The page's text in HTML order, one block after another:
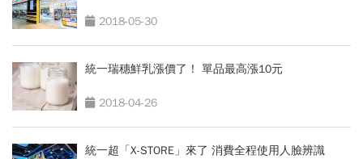
2018-05-30
統一瑞穗鮮乳漲價了！ 單品最高漲10元
2018-04-26
統一超「X-STORE」來了 消費全程使用人臉辨識